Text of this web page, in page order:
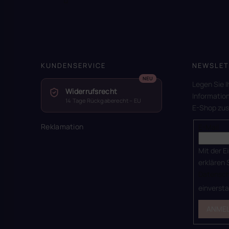
KUNDENSERVICE
Widerrufsrecht
14 Tage Rückgaberecht – EU
Reklamation
Legen Sie
E-Shop
Mit der
erklären